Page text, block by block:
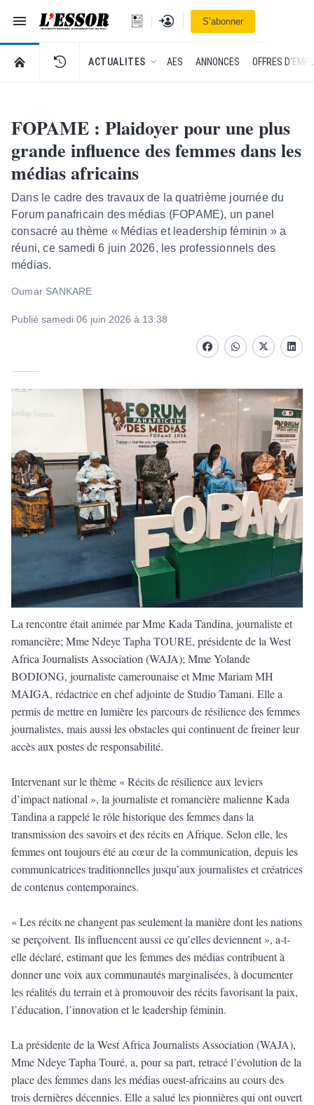
Navigation
L'Essor - retour à la une
Se connecterS’abonner
RETOUR À LA PAGE D’ACCUEIL DE L'ESSOR
ACTUALITES AES ANNONCES OFFRES
FOPAME : Plaidoyer pour une plus
grande influence des femmes dans les
médias africains
Dans le cadre des travaux de la quatrième journée du
Forum panafricain des médias (FOPAME), un panel
consacré au thème « Médias et leadership féminin » a
réuni, ce samedi 6 juin 2026, les professionnels des
médias.
Oumar SANKARE
Publié samedi 06 juin 2026 à 13:38
FacebookwhatsappTwitter
La rencontre était animée par Mme Kada Tandina, journaliste et
romancière; Mme Ndeye Tapha TOURE, présidente de la West
Africa Journalists Association (WAJA); Mme Yolande
BODIONG, journaliste camerounaise et Mme Mariam MH
MAIGA, rédactrice en chef adjointe de Studio Tamani. Elle a
permis de mettre en lumière les parcours de résilience des femmes
journalistes, mais aussi les obstacles qui continuent de freiner leur
accès aux postes de responsabilité.
Intervenant sur le thème « Récits de résilience aux leviers
d’impact national », la journaliste et romancière malienne Kada
Tandina a rappelé le rôle historique des femmes dans la
transmission des savoirs et des récits en Afrique. Selon elle, les
femmes ont toujours été au cœur de la communication, depuis les
communicatrices traditionnelles jusqu’aux journalistes et créatrices
de contenus contemporaines.
« Les récits ne changent pas seulement la manière dont les nations
se perçoivent. Ils influencent aussi ce qu’elles deviennent », a-t-
elle déclaré, estimant que les femmes des médias contribuent à
donner une voix aux communautés marginalisées, à documenter
les réalités du terrain et à promouvoir des récits favorisant la paix,
l’éducation, l’innovation et le leadership féminin.
La présidente de la West Africa Journalists Association (WAJA),
Mme Ndeye Tapha Touré, a, pour sa part, retracé l’évolution de la
place des femmes dans les médias ouest-africains au cours des
trois dernières décennies. Elle a salué les pionnières qui ont ouvert